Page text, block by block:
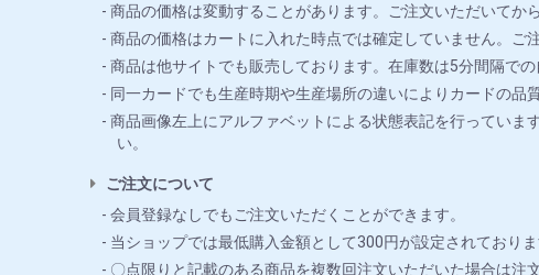
商品の価格は変動することがあります。ご注文いただいてか
商品の価格はカートに入れた時点では確定していません。ご
商品は他サイトでも販売しております。在庫数は5分間隔で
同一カードでも生産時期や生産場所の違いによりカードの品
商品画像左上にアルファベットによる状態表記を行っていま
い。
ご注文について
会員登録なしでもご注文いただくことができます。
当ショップでは最低購入金額として300円が設定されており
〇点限りと記載のある商品を複数回注文いただいた場合は